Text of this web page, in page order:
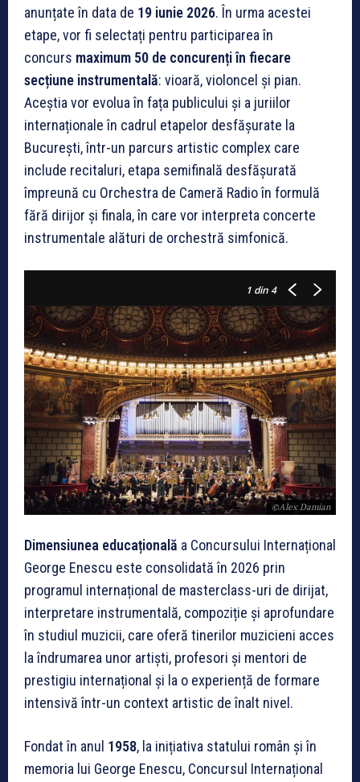
anunțate în data de 19 iunie 2026. În urma acestei
etape, vor fi selectați pentru participarea în
concurs maximum 50 de concurenți în fiecare
secțiune instrumentală: vioară, violoncel și pian.
Aceștia vor evolua în fața publicului și a juriilor
internaționale în cadrul etapelor desfășurate la
București, într-un parcurs artistic complex care
include recitaluri, etapa semifinală desfășurată
împreună cu Orchestra de Cameră Radio în formulă
fără dirijor și finala, în care vor interpreta concerte
instrumentale alături de orchestră simfonică.
1 din 4
©Alex Damian
Dimensiunea educațională a Concursului Internațional
George Enescu este consolidată în 2026 prin
programul internațional de masterclass-uri de dirijat,
interpretare instrumentală, compoziție și aprofundare
în studiul muzicii, care oferă tinerilor muzicieni acces
la îndrumarea unor artiști, profesori și mentori de
prestigiu internațional și la o experiență de formare
intensivă într-un context artistic de înalt nivel.
Fondat în anul 1958, la inițiativa statului român și în
memoria lui George Enescu, Concursul Internațional